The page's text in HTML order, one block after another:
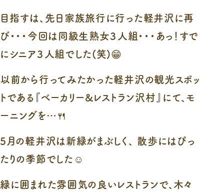
目指すは、先日家族旅行に行った軽井沢に再
び・・・今回は同級生熟女３人組・・・あっ！すで
にシニア３人組でした(笑)😁
以前から行ってみたかった軽井沢の観光スポッ
トである『ベーカリー&レストラン沢村』にて、モ
ーニングを…🍴
5月の軽井沢は新緑がまぶしく、 散歩にはぴっ
たりの季節でした☺
緑に囲まれた雰囲気の良いレストランで、木々